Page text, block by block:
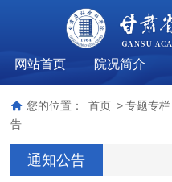
网站首页 院况简介
您的位置： 首页 > 专题专栏
告
通知公告